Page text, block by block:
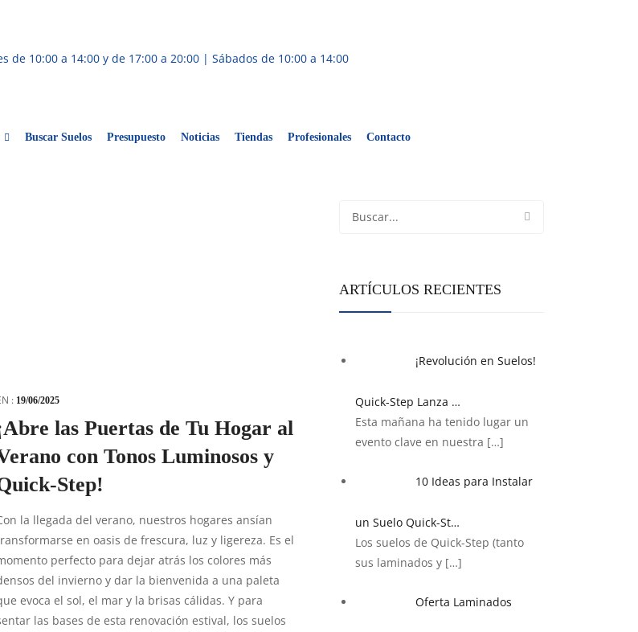
de 10:00 a 14:00 y de 17:00 a 20:00 | Sábados de 10:00 a 14:00
Buscar Suelos Presupuesto Noticias Tiendas Profesionales Contacto
: 19/06/2025
las Puertas de Tu Hogar al
con Tonos Luminosos y
Step!
la llegada del verano, nuestros hogares ansían
en oasis de frescura, luz y ligereza. Es el
perfecto para dejar atrás los colores más
del invierno y dar la bienvenida a una paleta
evoca el sol, el mar y la brisas cálidas. Y para
las bases de esta renovación estival, los suelos
ARTÍCULOS RECIENTES
¡Revolución en Suelos!
Quick-Step Lanza …
Esta mañana ha tenido lugar un
evento clave en nuestra […]
10 Ideas para Instalar
un Suelo Quick-St…
Los suelos de Quick-Step (tanto
sus laminados y […]
Oferta Laminados